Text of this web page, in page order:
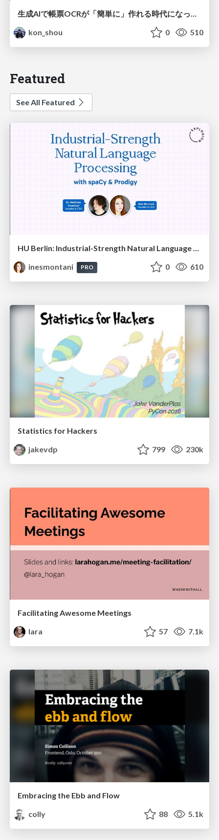
生成AIで帳票OCRが「簡単に」作れる時代になった？
kon_shou
0 510
Featured
See All Featured
HU Berlin: Industrial-Strength Natural Language Processing with spaCy and Prodigy
inesmontani
PRO 0 610
Statistics for Hackers
jakevdp
799 230k
Facilitating Awesome Meetings
lara
57 7.1k
Embracing the Ebb and Flow
colly
88 5.1k